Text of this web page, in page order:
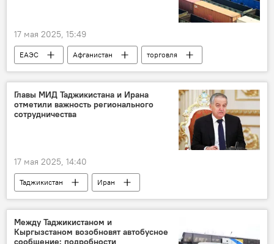
17 мая 2025, 15:49
ЕАЭС Афганистан
торговля
талибы
РФ - Исламский мир: KazanForum-2025
Главы МИД Таджикистана и Ирана
отметили важность регионального
сотрудничества
17 мая 2025, 14:40
Таджикистан
Иран
Сироджиддин Мухриддин
Тегеран
МИД Таджикистана
Между Таджикистаном и
Кыргызстаном возобновят автобусное
сообщение: подробности